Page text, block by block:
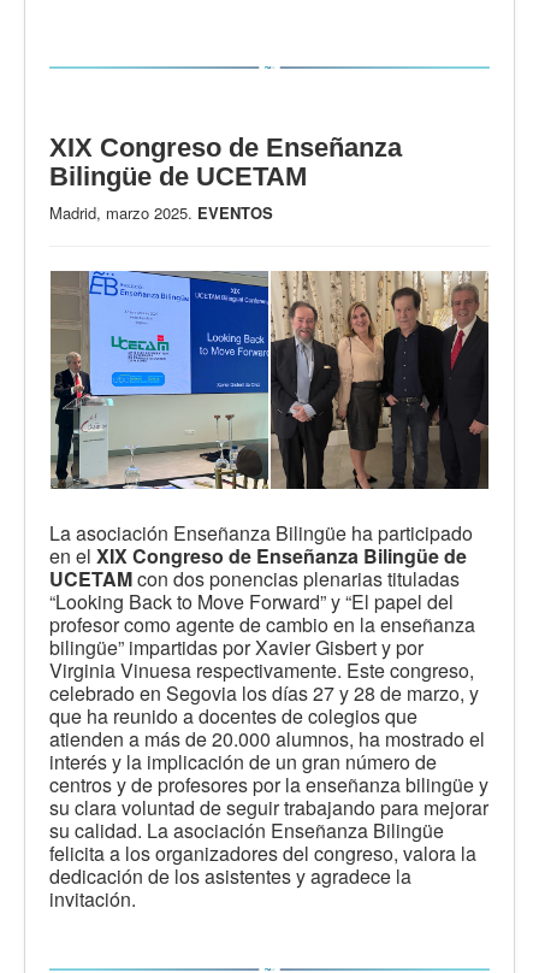
XIX Congreso de Enseñanza
Bilingüe de UCETAM
Madrid, marzo 2025. EVENTOS
La asociación Enseñanza Bilingüe ha participado
en el XIX Congreso de Enseñanza Bilingüe de
UCETAMcon dos ponencias plenarias tituladas
“Looking Back to Move Forward” y “El papel del
profesor como agente de cambio en la enseñanza
bilingüe” impartidas por Xavier Gisbert y por
Virginia Vinuesa respectivamente. Este congreso,
celebrado en Segovia los días 27 y 28 de marzo, y
que ha reunido a docentes de colegios que
atienden a más de 20.000 alumnos, ha mostrado el
interés y la implicación de un gran número de
centros y de profesores por la enseñanza bilingüe y
su clara voluntad de seguir trabajando para mejorar
su calidad. La asociación Enseñanza Bilingüe
felicita a los organizadores del congreso, valora la
dedicación de los asistentes y agradece la
invitación.